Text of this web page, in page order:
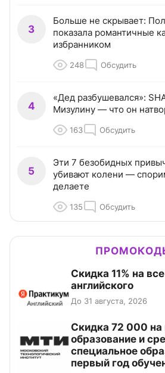
3
Больше не скрывает:
показала романтичные
избранником
248 Обсудить
4
«Дед разбушевался»:
Мизулину — что он
163 Обсудить
5
Эти 7 безобидных
убивают колени —
делаете
135 Обсудить
Скидка 11% на
английского
До 31 августа, 2026
Скидка 72 000
образование и
специальное
первый год